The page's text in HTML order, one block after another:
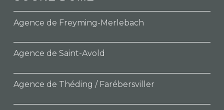
Agence de Freyming-Merlebach
Agence de Saint-Avold
Agence de Théding / Farébersviller